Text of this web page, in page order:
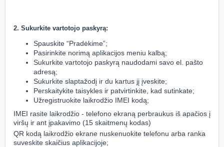
2. Sukurkite vartotojo paskyrą:
Spauskite “Pradėkime”;
Pasirinkite norimą aplikacijos meniu kalbą;
Sukurkite vartotojo paskyrą naudodami savo el. pašto
adresą;
Sukurkite slaptažodį ir du kartus jį įveskite;
Perskaitykite taisykles ir patvirtinkite, kad sutinkate;
Užregistruokite laikrodžio IMEI kodą;
IMEI rasite laikrodžio - telefono ekraną perbraukus iš apačios į
viršų ir ant įpakavimo (15 skaitmenų kodas)
QR kodą laikrodžio ekrane nuskenuokite telefonu arba ranka
suveskite skaičius aplikacijoje;